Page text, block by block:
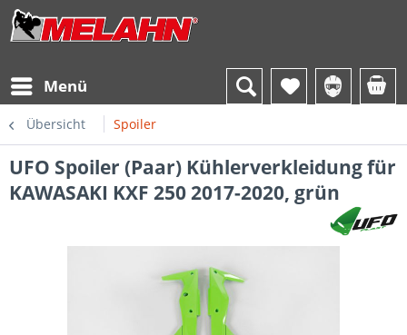
Menü
Übersicht Spoiler
UFO Spoiler (Paar) Kühlerverkleidung für
KAWASAKI KXF 250 2017-2020, grün